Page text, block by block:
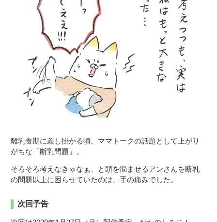
離乳食期に差し掛かる頃、ママトークの話題として上がり
がちな「断乳問題」。
そろそろ考えなきゃなぁ、と頭を悩ませるアンさんを断乳
の問題以上に困らせていたのは、手の痛みでした。
次回予告